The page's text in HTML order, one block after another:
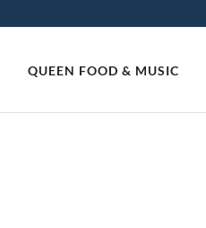
QUEEN FOOD & MUSIC